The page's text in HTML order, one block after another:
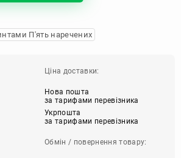
П'ять наречених
Ціна доставки:
Нова пошта
за тарифами перевізника
Укрпошта
за тарифами перевізника
Обмін / повернення товару: